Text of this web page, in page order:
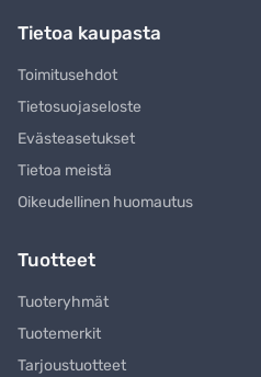
Tietoa kaupasta
Toimitusehdot
Tietosuojaseloste
Evästeasetukset
Tietoa meistä
Oikeudellinen huomautus
Tuotteet
Tuoteryhmät
Tuotemerkit
Tarjoustuotteet